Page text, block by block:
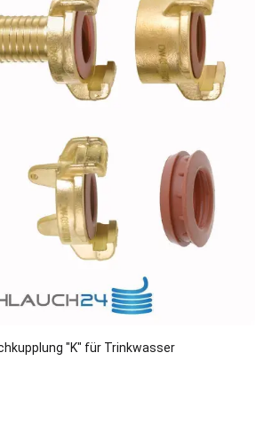
"K" für Trinkwasser